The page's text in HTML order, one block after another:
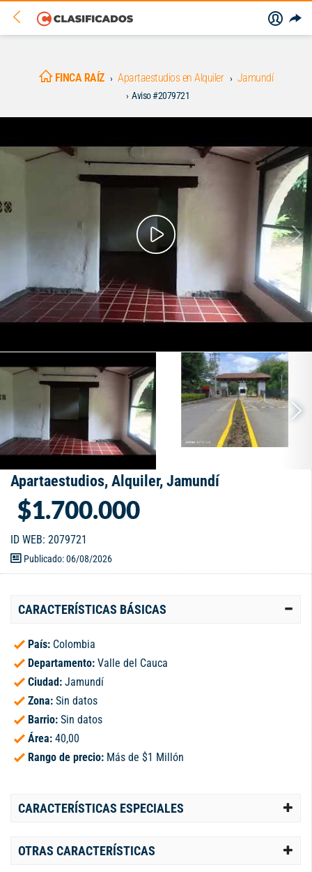
FINCA RAÍZ Apartaestudios en Alquiler Jamundí
Aviso #2079721
Apartaestudios, Alquiler, Jamundí
$1.700.000
ID WEB: 2079721
Publicado: 06/08/2026
CARACTERÍSTICAS BÁSICAS
País: Colombia
Departamento: Valle del Cauca
Ciudad: Jamundí
Zona: Sin datos
Barrio: Sin datos
Área: 40,00
Rango de precio: Más de $1 Millón
CARACTERÍSTICAS ESPECIALES
OTRAS CARACTERÍSTICAS